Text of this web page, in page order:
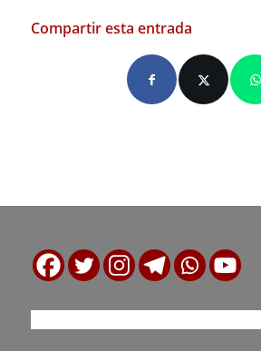
Compartir esta entrada